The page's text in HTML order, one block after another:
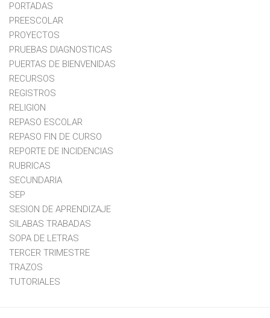
PORTADAS
PREESCOLAR
PROYECTOS
PRUEBAS DIAGNOSTICAS
PUERTAS DE BIENVENIDAS
RECURSOS
REGISTROS
RELIGION
REPASO ESCOLAR
REPASO FIN DE CURSO
REPORTE DE INCIDENCIAS
RUBRICAS
SECUNDARIA
SEP
SESION DE APRENDIZAJE
SILABAS TRABADAS
SOPA DE LETRAS
TERCER TRIMESTRE
TRAZOS
TUTORIALES